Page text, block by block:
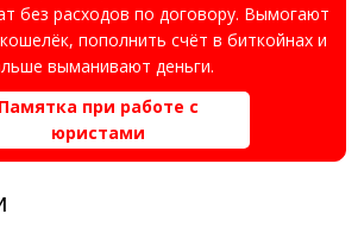
без расходов по договору. Вымогают
пополнить счёт в биткойнах и
выманивают деньги.
Памятка при работе с
юристами